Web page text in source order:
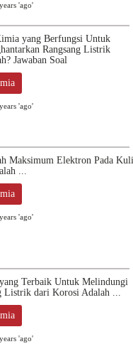
'ago'
yang Berfungsi Untuk
Rangsang Listrik
Jawaban Soal
'ago'
Maksimum Elektron Pada
...
'ago'
Terbaik Untuk Melindungi
Listrik dari Korosi Adalah ...
'ago'